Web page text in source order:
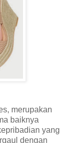
merupakan
baiknya
yang
dengan